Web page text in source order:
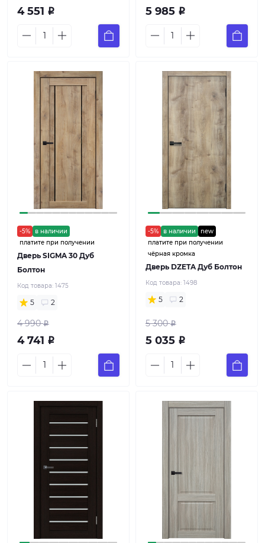
4 551 Р 5 985 Р
-5%
в наличии
платите при получении
Дверь SIGMA 30 Дуб
Болтон
Код товара: 1475
5 2
4 990Р
4 741 Р
-5% в наличии
new
платите при получении
чёрная кромка
Дверь DZETA Дуб Болтон
Код товара: 1498
5 2
5 300Р
5 035 Р